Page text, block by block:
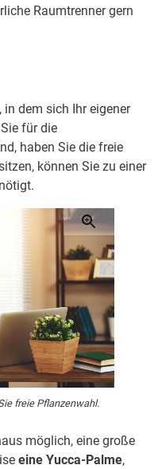
Raumtrenner gern
dem sich Ihr eigener
für die
haben Sie die freie
können Sie zu einer
freie Pflanzenwahl.
möglich, eine große
eine Yucca-Palme,